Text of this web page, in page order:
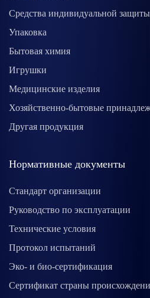
Средства индивидуальной защиты
Упаковка
Бытовая химия
Игрушки
Медицинские изделия
Хозяйственно-бытовые
Другая продукция
Нормативные документы
Стандарт организации
Руководство по эксплуатации
Технические условия
Протокол испытаний
Эко- и био-сертификация
Сертификат страны